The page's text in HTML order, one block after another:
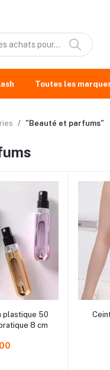
Toutes les
"Beauté et parfums"
plastique 50
8 cm